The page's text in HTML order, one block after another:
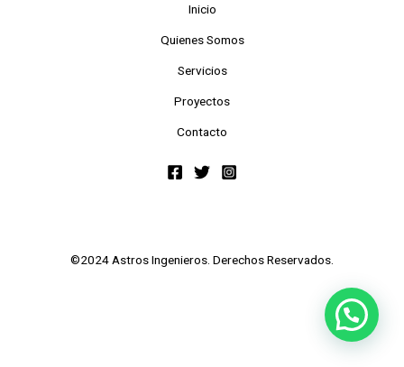
Inicio
Quienes Somos
Servicios
Proyectos
Contacto
©2024 Astros Ingenieros. Derechos Reservados.